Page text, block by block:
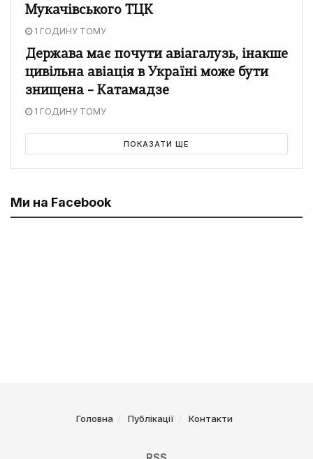
Мукачівського ТЦК
1 ГОДИНУ ТОМУ
Держава має почути авіагалузь, інакше
цивільна авіація в Україні може бути
знищена – Катамадзе
1 ГОДИНУ ТОМУ
ПОКАЗАТИ ЩЕ
Ми на Facebook
Головна Публікації Контакти